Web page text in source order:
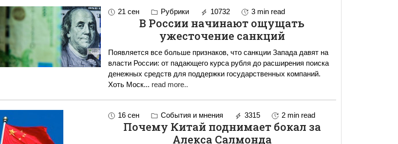
21 сен Рубрики 10732 3 min read
В России начинают ощущать
ужесточение санкций
Появляется все больше признаков, что санкции Запада давят на
власти России: от падающего курса рубля до расширения поиска
денежных средств для поддержки государственных компаний.
Хоть Моск... read more..
16 сен События и мнения 3315 2 min read
Почему Китай поднимает бокал за
Алекса Салмонда